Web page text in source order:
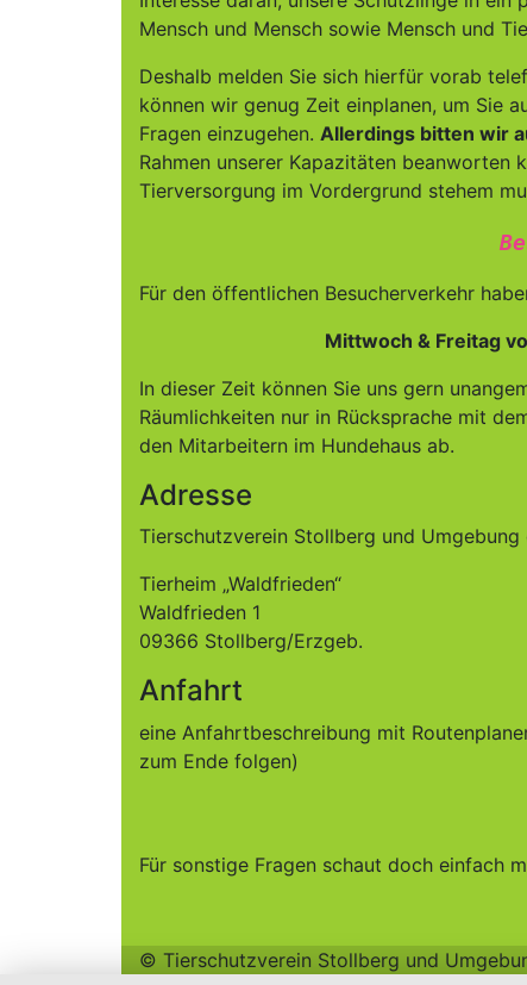
Mensch und Mensch sowie Mensch und
Deshalb melden Sie sich hierfür vorab
können wir genug Zeit einplanen, um Sie
Fragen einzugehen. Allerdings bitten wir
Rahmen unserer Kapazitäten beanworten
Tierversorgung im Vordergrund stehem
Für den öffentlichen Besucherverkehr
Mittwoch & Freitag
In dieser Zeit können Sie uns gern
Räumlichkeiten nur in Rücksprache mit
den Mitarbeitern im Hundehaus ab.
Adresse
Tierschutzverein Stollberg und Umgebung
Tierheim „Waldfrieden“
Waldfrieden 1
09366 Stollberg/Erzgeb.
Anfahrt
eine Anfahrtbeschreibung mit
zum Ende folgen)
Für sonstige Fragen schaut doch einfach
© Tierschutzverein Stollberg und